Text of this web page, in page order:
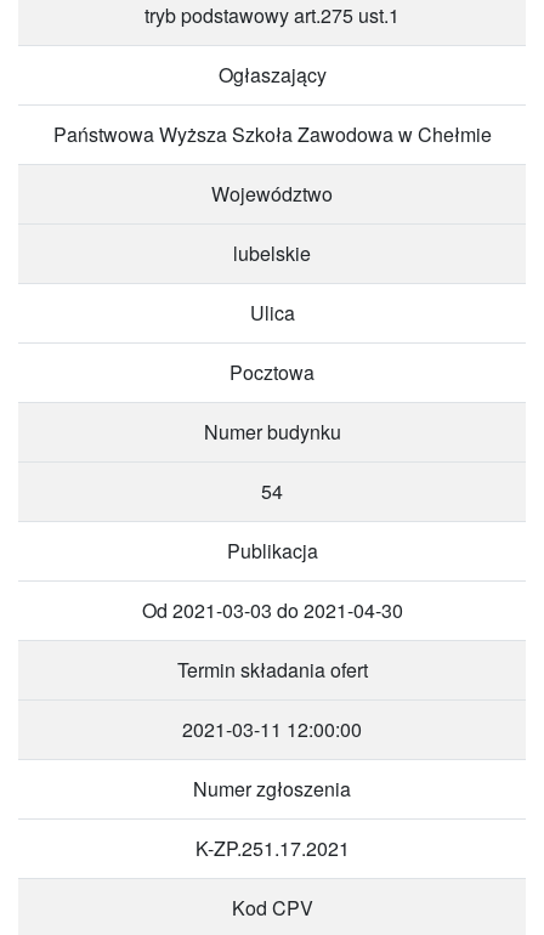
tryb podstawowy art.275 ust.1
Ogłaszający
Państwowa Wyższa Szkoła Zawodowa w Chełmie
Województwo
lubelskie
Ulica
Pocztowa
Numer budynku
54
Publikacja
Od 2021-03-03 do 2021-04-30
Termin składania ofert
2021-03-11 12:00:00
Numer zgłoszenia
K-ZP.251.17.2021
Kod CPV